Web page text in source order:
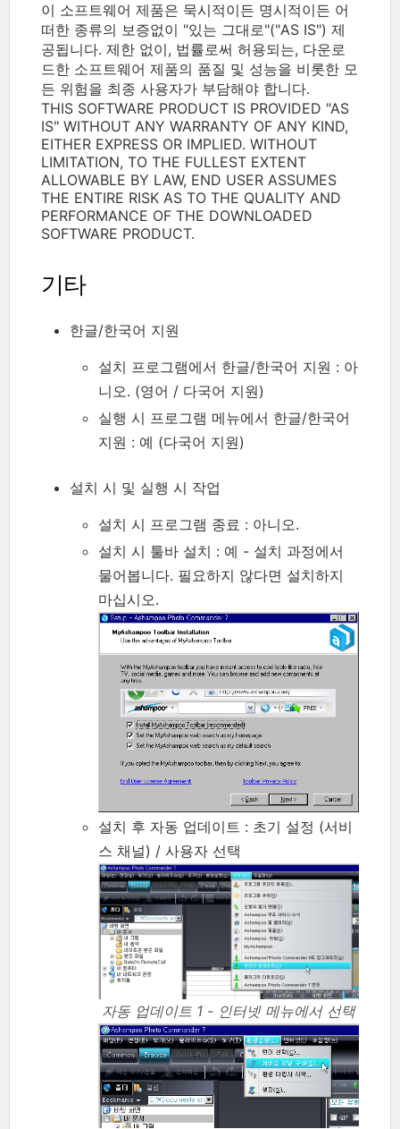
이 소프트웨어 제품은 묵시적이든 명시적이든 어
떠한 종류의 보증없이 "있는 그대로"("AS IS") 제
공됩니다. 제한 없이, 법률로써 허용되는, 다운로
드한 소프트웨어 제품의 품질 및 성능을 비롯한 모
든 위험을 최종 사용자가 부담해야 합니다.
THIS SOFTWARE PRODUCT IS PROVIDED "AS
IS" WITHOUT ANY WARRANTY OF ANY KIND,
EITHER EXPRESS OR IMPLIED. WITHOUT
LIMITATION, TO THE FULLEST EXTENT
ALLOWABLE BY LAW, END USER ASSUMES
THE ENTIRE RISK AS TO THE QUALITY AND
PERFORMANCE OF THE DOWNLOADED
SOFTWARE PRODUCT.
기타
한글/한국어 지원
설치 프로그램에서 한글/한국어 지원 : 아
니오. (영어 / 다국어 지원)
실행 시 프로그램 메뉴에서 한글/한국어
지원 : 예 (다국어 지원)
설치 시 및 실행 시 작업
설치 시 프로그램 종료 : 아니오.
설치 시 툴바 설치 : 예 - 설치 과정에서
물어봅니다. 필요하지 않다면 설치하지
마십시오.
설치 후 자동 업데이트 : 초기 설정 (서비
스 채널) / 사용자 선택
자동 업데이트 1 - 인터넷 메뉴에서 선택